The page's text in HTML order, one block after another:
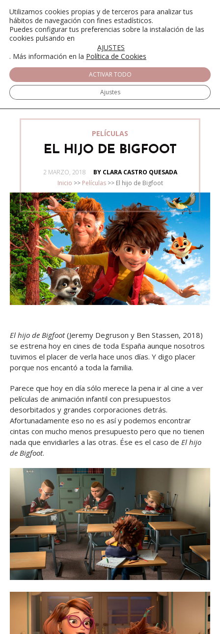
PELÍCULAS
EL HIJO DE BIGFOOT
POSTED
2 MARZO, 2018
BY CLARA CASTRO QUESADA
Inicio >> Películas>> El hijo de Bigfoot
El hijo de Bigfoot(Jeremy Degruson y Ben Stassen, 2018)
se estrena hoy en cines de toda España aunque nosotros
tuvimos el placer de verla hace unos días. Y digo placer
porque nos encantó a toda la familia.
Parece que hoy en día sólo merece la pena ir al cine a ver
películas de animación infantil con presupuestos
desorbitados y grandes corporaciones detrás.
Afortunadamente eso no es así y podemos encontrar
cintas con mucho menos presupuesto pero que no tienen
nada que envidiarles a las otras. Ése es el caso de El hijo
de Bigfoot.
Utilizamos cookies propias y de terceros para analizar tus
hábitos de navegación con fines estadísticos.
Puedes configurar tus preferencias sobre la instalación de las
cookies pulsando en
AJUSTES
. Más información en la Política de Cookies
ACTIVAR TODO
Ajustes